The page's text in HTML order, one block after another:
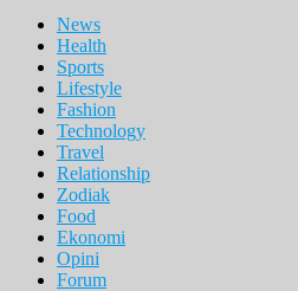
News
Health
Sports
Lifestyle
Fashion
Technology
Travel
Relationship
Zodiak
Food
Ekonomi
Opini
Forum